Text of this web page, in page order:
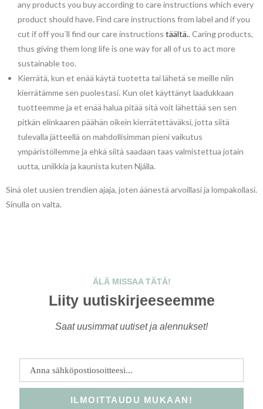
any products you buy according to care instructions which every
product should have. Find care instructions from label and if you
cut if off you´ll find our care instructions täältä.. Caring products,
thus giving them long life is one way for all of us to act more
sustainable too.
Kierrätä, kun et enää käytä tuotetta tai lähetä se meille niin
kierrätämme sen puolestasi. Kun olet käyttänyt laadukkaan
tuotteemme ja et enää halua pitää sitä voit lähettää sen sen
pitkän elinkaaren päähän oikein kierrätettäväksi, jotta siitä
tulevalla jätteellä on mahdollisimman pieni vaikutus
ympäristöllemme ja ehkä siitä saadaan taas valmistettua jotain
uutta, uniikkia ja kaunista kuten Njálla.
Sinä olet uusien trendien ajaja, joten äänestä arvoillasi ja lompakollasi.
Sinulla on valta.
ÄLÄ MISSAA TÄTÄ!
Liity uutiskirjeeseemme
Saat uusimmat uutiset ja alennukset!